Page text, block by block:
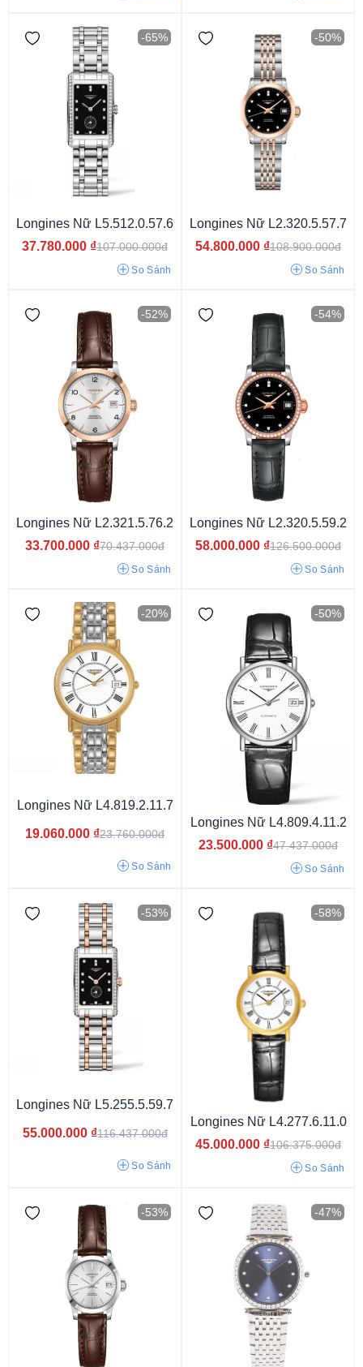
Longines Master Collection
Longines Conquest Classic
Longines Hydroconquest
Longines Dolce Vita
Longines La Grande Classique
Longines Flagship
Longines Presence Longines Record Collection
Longines Elegant
Phiên bản giới hạn
Kim (Analog)
Pin/Quartz Cơ
-65%
Longines Nữ L5.512.0.57.6
37.780.000 ₫107.000.000đ
So Sánh
-50%
Longines Nữ L2.320.5.57.7
54.800.000 ₫108.900.000đ
So Sánh
-52%
Longines Nữ L2.321.5.76.2
33.700.000 ₫70.437.000đ
So Sánh
-54%
Longines Nữ L2.320.5.59.2
58.000.000 ₫126.500.000đ
So Sánh
-20%
Longines Nữ L4.819.2.11.7
19.060.000 ₫23.760.000đ
So Sánh
-50%
Longines Nữ L4.809.4.11.2
23.500.000 ₫47.437.000đ
So Sánh
-53%
Longines Nữ L5.255.5.59.7
55.000.000 ₫116.437.000đ
So Sánh
-58%
Longines Nữ L4.277.6.11.0
45.000.000 ₫106.375.000đ
So Sánh
-53% -47%